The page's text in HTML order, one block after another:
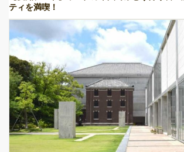
ティを満喫！